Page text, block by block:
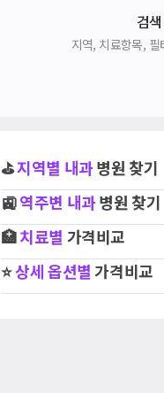
검
지역, 치료항목,
⛳지역별 내과병원 찾기
🚉역주변 내과병원 찾기
🏥치료별 가격비교
⭐상세 옵션별가격비교